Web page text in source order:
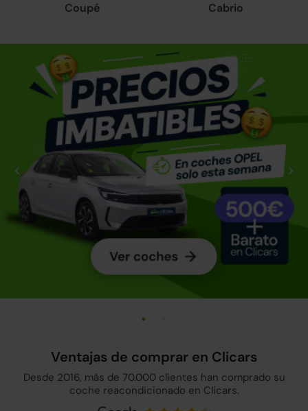
Coupé Cabrio
Ventajas de comprar en Clicars
Desde 2016, más de 70.000 clientes han comprado su
coche reacondicionado en Clicars.